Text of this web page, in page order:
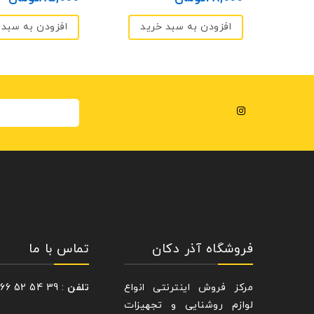
افزودن به افزودن به سبد خرید
فروشگاه آذر دکان
مرکز فروش اینترنتی انواع
لوازم روشنایی و تجهیزات
تماس با ما
تلفن : 39 54 52 66 – 021